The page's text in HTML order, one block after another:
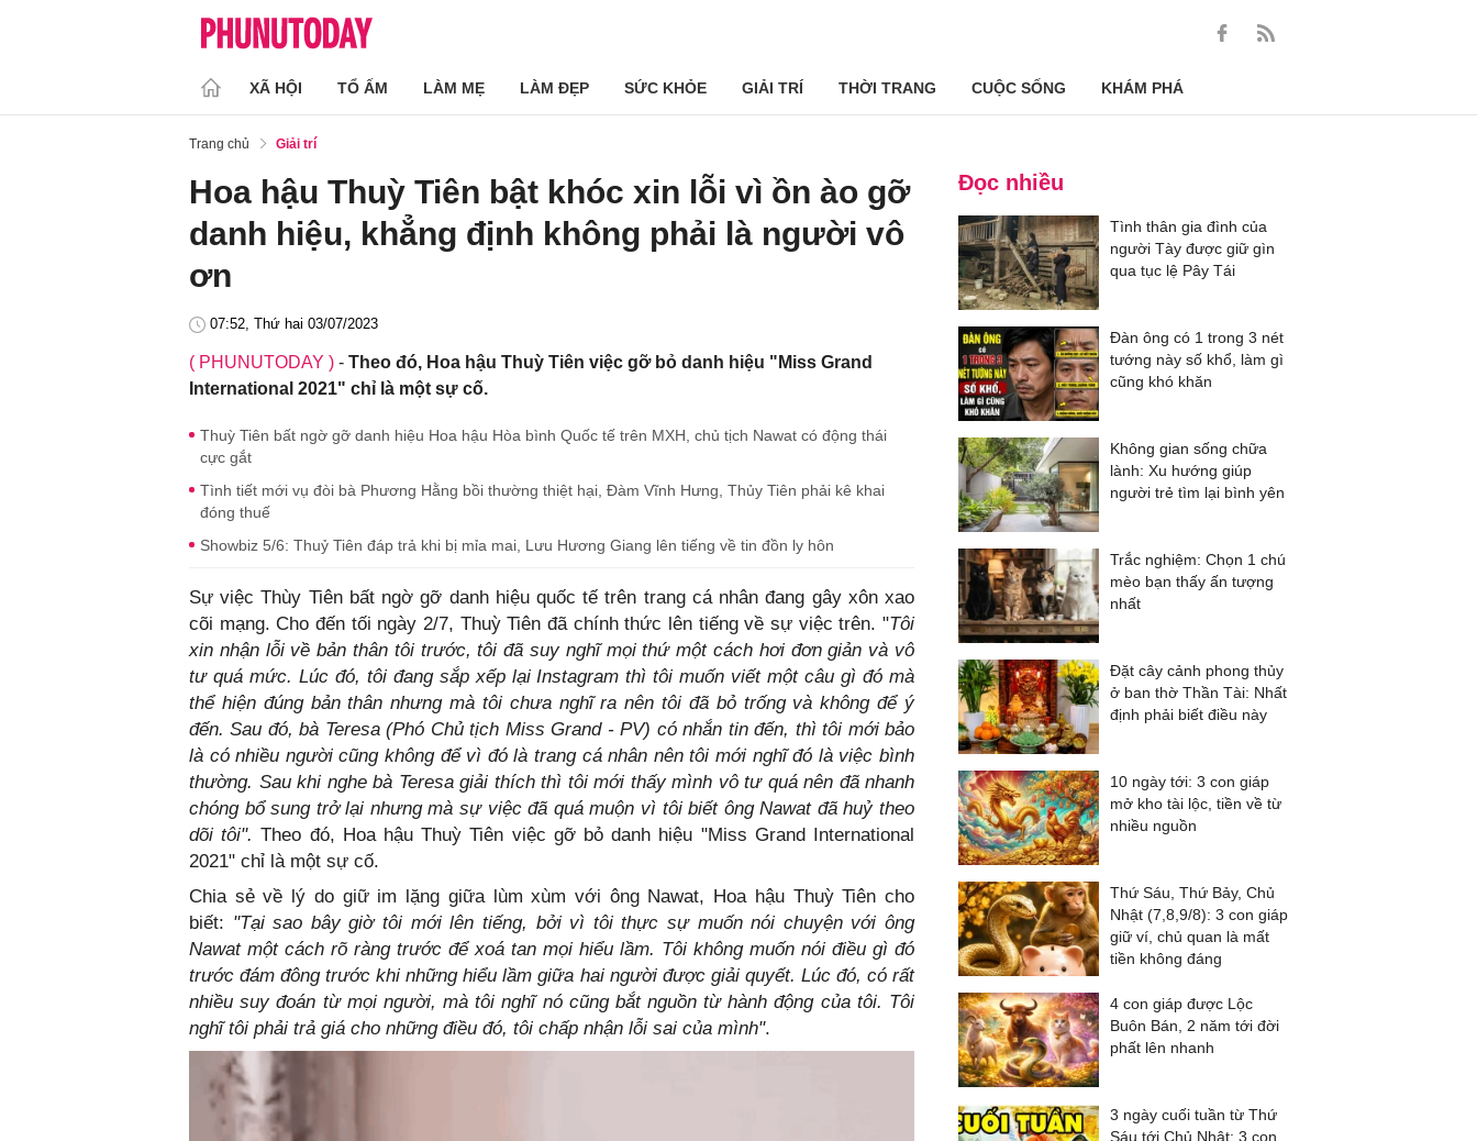
XÃ HỘI TỔ ẤM LÀM MẸ LÀM ĐẸP SỨC KHỎE GIẢI TRÍ THỜI TRANG CUỘC SỐNG KHÁM PHÁ
Trang chủ Giải trí
Hoa hậu Thuỳ Tiên bật khóc xin lỗi vì ồn ào gỡ
danh hiệu, khẳng định không phải là người vô
ơn
07:52, Thứ hai 03/07/2023
( PHUNUTODAY ) - Theo đó, Hoa hậu Thuỳ Tiên việc gỡ bỏ danh hiệu "Miss Grand
International 2021" chỉ là một sự cố.
Thuỳ Tiên bất ngờ gỡ danh hiệu Hoa hậu Hòa bình Quốc tế trên MXH, chủ tịch Nawat có động thái
cực gắt
Tình tiết mới vụ đòi bà Phương Hằng bồi thường thiệt hại, Đàm Vĩnh Hưng, Thủy Tiên phải kê khai
đóng thuế
Showbiz 5/6: Thuỷ Tiên đáp trả khi bị mỉa mai, Lưu Hương Giang lên tiếng về tin đồn ly hôn
Sự việc Thùy Tiên bất ngờ gỡ danh hiệu quốc tế trên trang cá nhân đang gây xôn xao
cõi mạng. Cho đến tối ngày 2/7, Thuỳ Tiên đã chính thức lên tiếng về sự việc trên. "Tôi
xin nhận lỗi về bản thân tôi trước, tôi đã suy nghĩ mọi thứ một cách hơi đơn giản và vô
tư quá mức. Lúc đó, tôi đang sắp xếp lại Instagram thì tôi muốn viết một câu gì đó mà
thể hiện đúng bản thân nhưng mà tôi chưa nghĩ ra nên tôi đã bỏ trống và không để ý
đến. Sau đó, bà Teresa (Phó Chủ tịch Miss Grand - PV) có nhắn tin đến, thì tôi mới bảo
là có nhiều người cũng không để vì đó là trang cá nhân nên tôi mới nghĩ đó là việc bình
thường. Sau khi nghe bà Teresa giải thích thì tôi mới thấy mình vô tư quá nên đã nhanh
chóng bổ sung trở lại nhưng mà sự việc đã quá muộn vì tôi biết ông Nawat đã huỷ theo
dõi tôi". Theo đó, Hoa hậu Thuỳ Tiên việc gỡ bỏ danh hiệu "Miss Grand International
2021" chỉ là một sự cố.
Chia sẻ về lý do giữ im lặng giữa lùm xùm với ông Nawat, Hoa hậu Thuỳ Tiên cho
biết: "Tại sao bây giờ tôi mới lên tiếng, bởi vì tôi thực sự muốn nói chuyện với ông
Nawat một cách rõ ràng trước để xoá tan mọi hiểu lầm. Tôi không muốn nói điều gì đó
trước đám đông trước khi những hiểu lầm giữa hai người được giải quyết. Lúc đó, có rất
nhiều suy đoán từ mọi người, mà tôi nghĩ nó cũng bắt nguồn từ hành động của tôi. Tôi
nghĩ tôi phải trả giá cho những điều đó, tôi chấp nhận lỗi sai của mình".
Đọc nhiều
Tình thân gia đình của
người Tày được giữ gìn
qua tục lệ Pây Tái
Đàn ông có 1 trong 3 nét
tướng này số khổ, làm gì
cũng khó khăn
Không gian sống chữa
lành: Xu hướng giúp
người trẻ tìm lại bình yên
Trắc nghiệm: Chọn 1 chú
mèo bạn thấy ấn tượng
nhất
Đặt cây cảnh phong thủy
ở ban thờ Thần Tài: Nhất
định phải biết điều này
10 ngày tới: 3 con giáp
mở kho tài lộc, tiền về từ
nhiều nguồn
Thứ Sáu, Thứ Bảy, Chủ
Nhật (7,8,9/8): 3 con giáp
giữ ví, chủ quan là mất
tiền không đáng
4 con giáp được Lộc
Buôn Bán, 2 năm tới đời
phất lên nhanh
3 ngày cuối tuần từ Thứ
Sáu tới Chủ Nhật: 3 con